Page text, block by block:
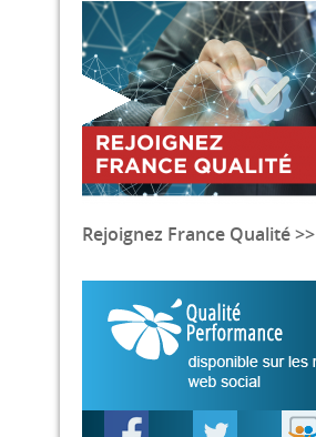
Rejoignez France Qualité >>